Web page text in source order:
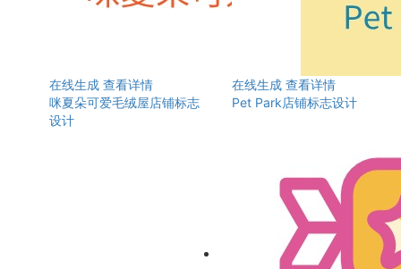
在线生成 查看详情
咪夏朵可爱毛绒屋店铺标志
设计
在线生成 查看详情
Pet Park店铺标志设计